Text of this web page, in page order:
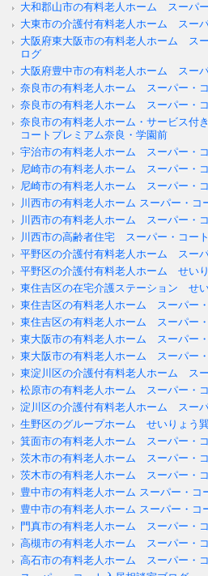
大和郡山市の有料老人ホーム スーパ
大東市の介護付有料老人ホーム スー
大阪府東大阪市の有料老人ホーム ス
ログ
大阪府豊中市の有料老人ホーム スー
奈良市の有料老人ホーム スーパー・
奈良市の有料老人ホーム スーパー・
奈良市の有料老人ホーム・サービス付
コートプレミアム奈良・学園前
宇治市の有料老人ホーム スーパー・
尼崎市の有料老人ホーム スーパー・
尼崎市の有料老人ホーム スーパー・
川西市の有料老人ホーム スーパー・コ
川西市の有料老人ホーム スーパー・
川西市の高齢者住宅 スーパー・コー
平野区の介護付有料老人ホーム スー
平野区の介護付有料老人ホーム せい
東住吉区の在宅介護ステーション せ
東住吉区の有料老人ホーム スーパー
東住吉区の有料老人ホーム スーパー
東大阪市の有料老人ホーム スーパー
東大阪市の有料老人ホーム スーパー
東淀川区の介護付有料老人ホーム ス
松原市の有料老人ホーム スーパー・
淀川区の介護付有料老人ホーム スー
生野区のグループホーム せいりょう
箕面市の有料老人ホーム スーパー・
茨木市の有料老人ホーム スーパー・
茨木市の有料老人ホーム スーパー・
豊中市の有料老人ホーム スーパー・コ
豊中市の有料老人ホーム スーパー・コ
門真市の有料老人ホーム スーパー・
高槻市の有料老人ホーム スーパー・
高石市の有料老人ホーム スーパー・